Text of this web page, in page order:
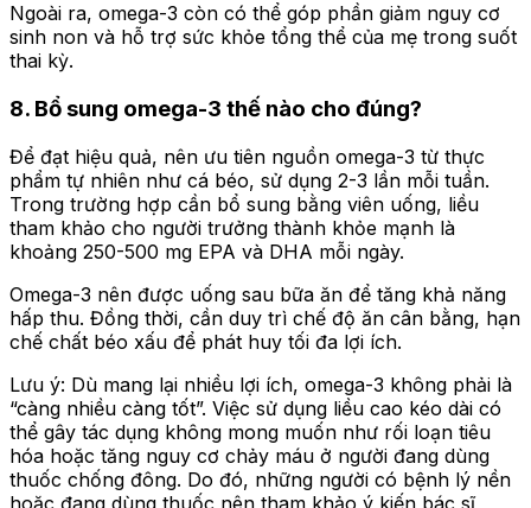
Ngoài ra, omega-3 còn có thể góp phần giảm nguy cơ
sinh non và hỗ trợ sức khỏe tổng thể của mẹ trong suốt
thai kỳ.
8. Bổ sung omega-3 thế nào cho đúng?
Để đạt hiệu quả, nên ưu tiên nguồn omega-3 từ thực
phẩm tự nhiên như cá béo, sử dụng 2-3 lần mỗi tuần.
Trong trường hợp cần bổ sung bằng viên uống, liều
tham khảo cho người trưởng thành khỏe mạnh là
khoảng 250-500 mg EPA và DHA mỗi ngày.
Omega-3 nên được uống sau bữa ăn để tăng khả năng
hấp thu. Đồng thời, cần duy trì chế độ ăn cân bằng, hạn
chế chất béo xấu để phát huy tối đa lợi ích.
Lưu ý: Dù mang lại nhiều lợi ích, omega-3 không phải là
“càng nhiều càng tốt”. Việc sử dụng liều cao kéo dài có
thể gây tác dụng không mong muốn như rối loạn tiêu
hóa hoặc tăng nguy cơ chảy máu ở người đang dùng
thuốc chống đông. Do đó, những người có bệnh lý nền
hoặc đang dùng thuốc nên tham khảo ý kiến bác sĩ